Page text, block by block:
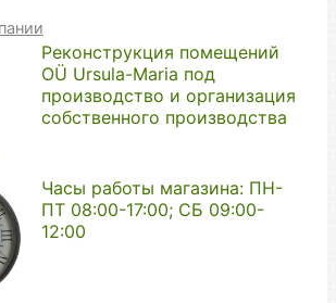
Реконструкция помещений
OÜ Ursula-Maria под
производство и организация
собственного производства
Часы работы магазина: ПН-
ПТ 08:00-17:00; СБ 09:00-
12:00